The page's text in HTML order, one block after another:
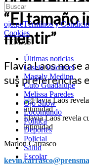
ojo.peTérminos y
Cookies
TEMAS:
Últimas noticias
Gisela Valcarcel
Magaly Medina
Cuto Guadalupe
Melissa Paredes
Ojo Show
Locomundo
Política
Deportes
Policial
Salud
Escolar
“El tamaño
mentir”
Flavia Laos no se
sus preferencias
Flavia Laos revela
intimidad
Marlon Carrasco